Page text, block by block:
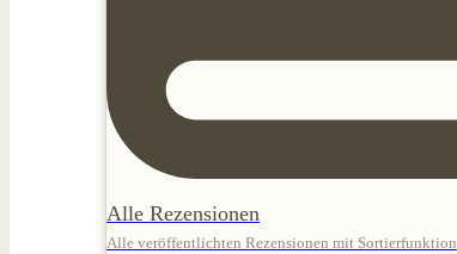
Alle Rezensionen
Alle veröffentlichten Rezensionen mit Sortierfunktion